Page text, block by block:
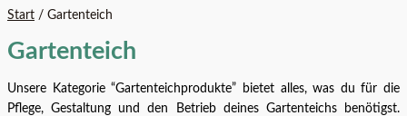
Start / Gartenteich
Gartenteich
Unsere Kategorie “Gartenteichprodukte” bietet alles, was du für die
Pflege, Gestaltung und den Betrieb deines Gartenteichs benötigst.